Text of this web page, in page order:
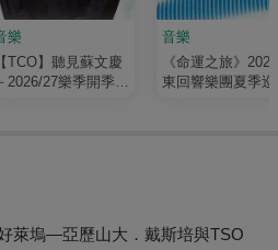
樂
【TCO】聽見蘇文慶
2026/27樂季開季音
音樂
《命運之旅》
東回響樂團夏季巡
萊塢—亞歷山大．戴斯培與TSO